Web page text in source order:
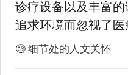
诊疗设备以及丰富
追求环境而忽视了医
🧐 细节处的人文关怀